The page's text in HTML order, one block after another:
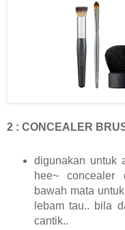
2 : CONCEALER
digunakan untuk
hee~ concealer
bawah mata
lebam tau.. bila
cantik..